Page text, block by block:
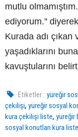
mutlu
ediyorum.''
Kurada adı
yaşadıklarını
kavuştularını
Etiketler : yüreğir
çekilişi, yüreğir sosyal
kura çekilişi liste, yüreğir
sosyal konutları kura